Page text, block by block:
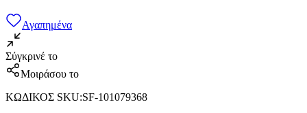
Αγαπημένα
Σύγκρινέ το
Μοιράσου το
ΚΩΔΙΚΟΣ SKU:SF-101079368